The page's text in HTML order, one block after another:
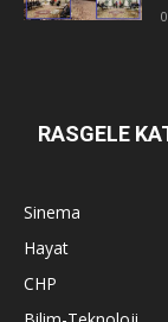
RASGELE
Sinema
Hayat
CHP